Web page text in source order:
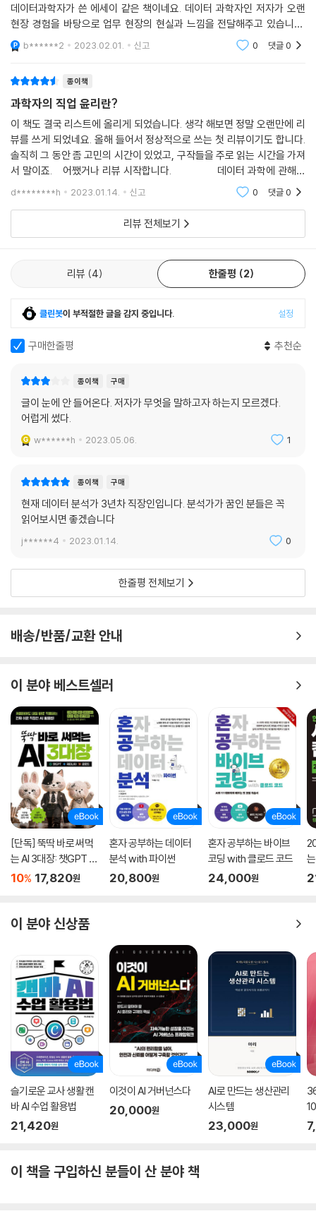
데이터과학자가 쓴 에세이 같은 책이네요. 데이터 과학자인 저자가 오랜
현장 경험을 바탕으로 업무 현장의 현실과 느낌을 전달해주고 있습니다.
현업 사례를 통해 데이터 과학자의 현장 업무에 대한 내용을 간접적이나마
경험해 볼 수 있었
b******2 2023.02.01. 신고 0 댓글0
종이책
과학자의 직업 윤리란?
이 책도 결국 리스트에 올리게 되었습니다. 생각 해보면 정말 오랜만에 리
뷰를 쓰게 되었네요. 올해 들어서 정상적으로 쓰는 첫 리뷰이기도 합니다.
솔직히 그 동안 좀 고민의 시간이 있었고, 구작들을 주로 읽는 시간을 가져
서 말이죠. 어쨌거나 리뷰 시작합니다. 데이터 과학에 관해서
최근에는 사람들이 소위 말 하는 ‘뜨는 학문“ 이라는 말을 하곤
d********h 2023.01.14. 신고 0 댓글0
리뷰 전체보기
리뷰 4 한줄평 2
클린봇이 부적절한 글을 감지 중입니다. 설정
구매한줄평 추천순
종이책 구매
글이 눈에 안 들어온다. 저자가 무엇을 말하고자 하는지 모르겠다.
어럽게 썼다.
w******h 2023.05.06. 1
종이책 구매
현재 데이터 분석가 3년차 직장인입니다. 분석가가 꿈인 분들은 꼭
읽어보시면 좋겠습니다
j******4 2023.01.14. 0
한줄평 전체보기
배송/반품/교환 안내
이 분야 베스트셀러
[단독] 뚝딱 바로 써먹
는 AI 3대장: 챗GPT ·
제미나이 · 클로드
10% 17,820원
혼자 공부하는 데이터
분석 with 파이썬
20,800원
혼자 공부하는 바이브
코딩 with 클로드 코드
24,000원
이 분야 신상품
슬기로운 교사 생활 캔
바 AI 수업 활용법
21,420원
이것이 AI 거버넌스다
20,000원
AI로 만드는 생산관리
시스템
23,000원
이 책을 구입하신 분들이 산 분야 책